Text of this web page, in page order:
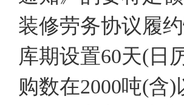
装修劳务协议履
库期设置60天(日
购数在2000吨(含